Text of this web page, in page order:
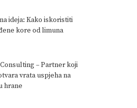
ideja: Kako iskoristiti
kore od limuna
– Partner koji
vrata uspjeha na
hrane